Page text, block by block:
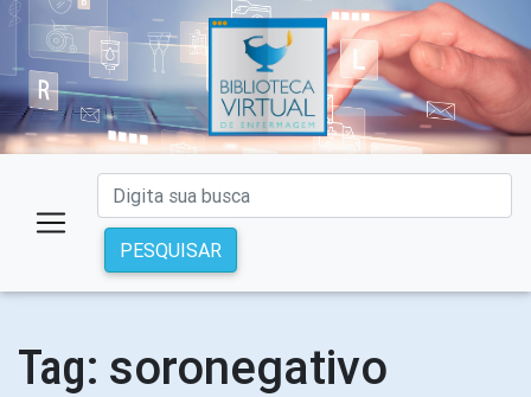
PESQUISAR
Tag: soronegativo